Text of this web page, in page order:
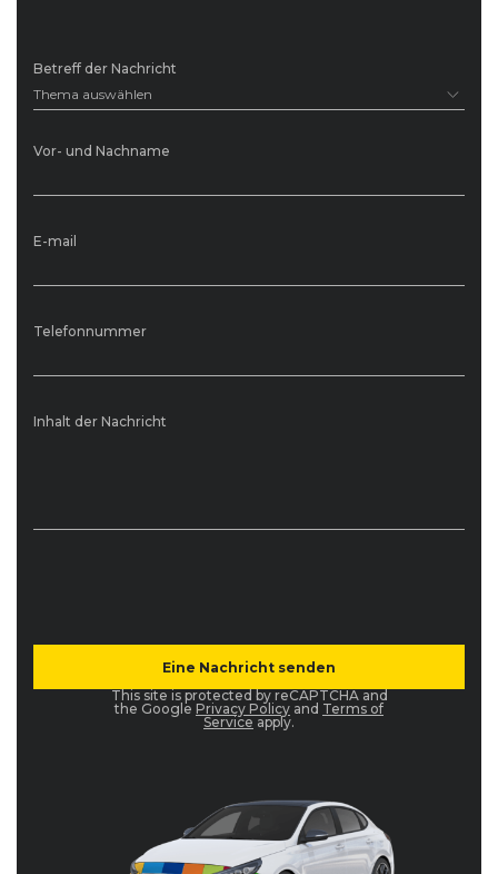
Betreff der Nachricht
Thema auswählen
Vor- und Nachname
E-mail
Telefonnummer
Inhalt der Nachricht
This site is protected by reCAPTCHA and
the Google Privacy Policy and Terms of
Service apply.